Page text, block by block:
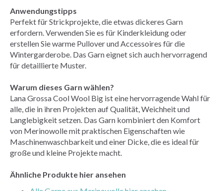
Anwendungstipps
Perfekt für Strickprojekte, die etwas dickeres Garn
erfordern. Verwenden Sie es für Kinderkleidung oder
erstellen Sie warme Pullover und Accessoires für die
Wintergarderobe. Das Garn eignet sich auch hervorragend
für detaillierte Muster.
Warum dieses Garn wählen?
Lana Grossa Cool Wool Big ist eine hervorragende Wahl für
alle, die in ihren Projekten auf Qualität, Weichheit und
Langlebigkeit setzen. Das Garn kombiniert den Komfort
von Merinowolle mit praktischen Eigenschaften wie
Maschinenwaschbarkeit und einer Dicke, die es ideal für
große und kleine Projekte macht.
Ähnliche Produkte hier ansehen